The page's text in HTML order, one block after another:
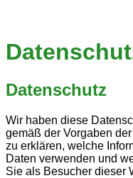
Datenschutz
Wir haben diese
gemäß der Vorgaben
zu erklären, welche
Daten verwenden und
Sie als Besucher dieser